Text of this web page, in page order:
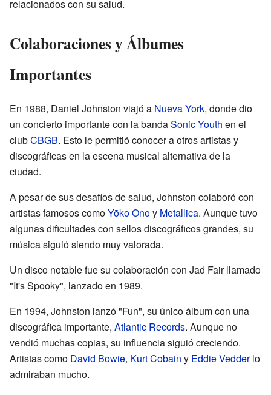
relacionados con su salud.
Colaboraciones y Álbumes
Importantes
En 1988, Daniel Johnston viajó a Nueva York, donde dio
un concierto importante con la bandaSonic Youth en el
clubCBGB. Esto le permitió conocer a otros artistas y
discográficas en la escena musical alternativa de la
ciudad.
A pesar de sus desafíos de salud, Johnston colaboró con
artistas famosos comoYōko Onoy Metallica. Aunque tuvo
algunas dificultades con sellos discográficos grandes, su
música siguió siendo muy valorada.
Un disco notable fue su colaboración con Jad Fair llamado
"It's Spooky", lanzado en 1989.
En 1994, Johnston lanzó "Fun", su único álbum con una
discográfica importante, Atlantic Records. Aunque no
vendió muchas copias, su influencia siguió creciendo.
Artistas como David Bowie, Kurt Cobain y Eddie Vedderlo
admiraban mucho.